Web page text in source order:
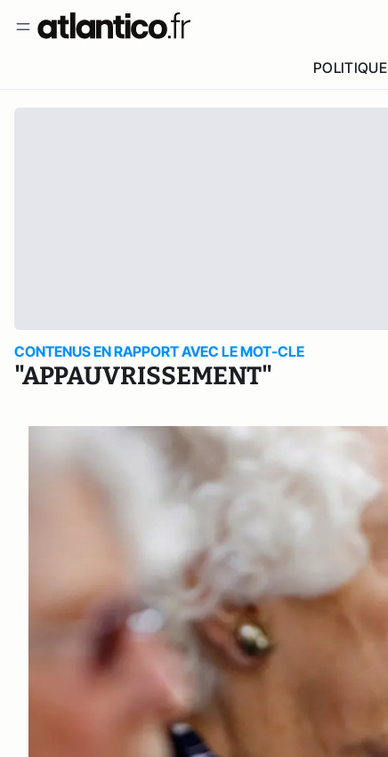
POLITIQUE
CONTENUS EN RAPPORT AVEC LE MOT-CLE
"APPAUVRISSEMENT"